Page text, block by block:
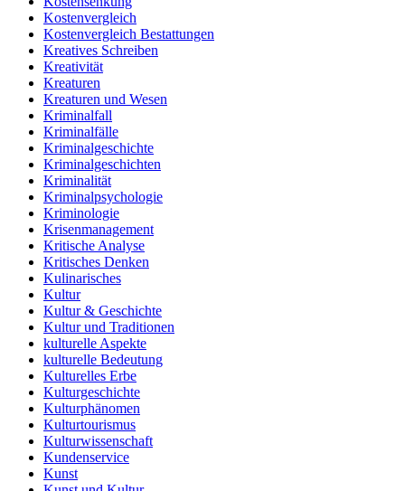
Kostenvergleich
Kostenvergleich Bestattungen
Kreatives Schreiben
Kreativität
Kreaturen
Kreaturen und Wesen
Kriminalfall
Kriminalfälle
Kriminalgeschichte
Kriminalgeschichten
Kriminalität
Kriminalpsychologie
Kriminologie
Krisenmanagement
Kritische Analyse
Kritisches Denken
Kulinarisches
Kultur
Kultur & Geschichte
Kultur und Traditionen
kulturelle Aspekte
kulturelle Bedeutung
Kulturelles Erbe
Kulturgeschichte
Kulturphänomen
Kulturtourismus
Kulturwissenschaft
Kundenservice
Kunst